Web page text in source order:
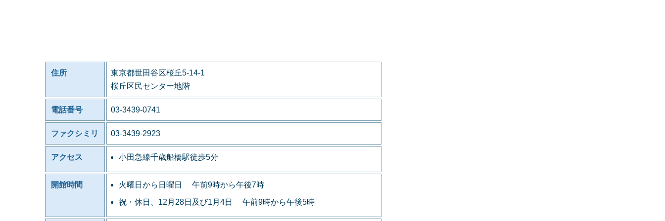
住所
東京都世田谷区桜丘5-14-1
桜丘区民センター地階
電話番号 03-3439-0741
ファクシミリ 03-3439-2923
アクセス 小田急線千歳船橋駅徒歩5分
開館時間 火曜日から日曜日 午前9時から午後7時
祝・休日、12月28日及び1月4日 午前9時から午後5時